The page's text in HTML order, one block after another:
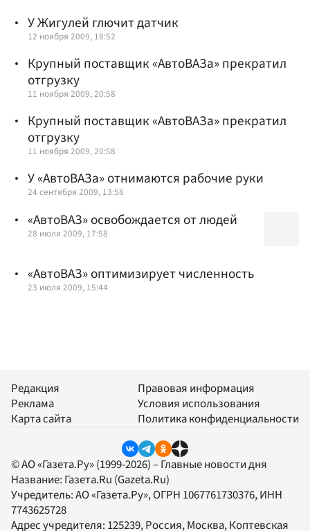
У Жигулей глючит датчик
12 ноября 2009, 18:52
Крупный поставщик «АвтоВАЗа» прекратил
отгрузку
11 ноября 2009, 20:58
Крупный поставщик «АвтоВАЗа» прекратил
отгрузку
11 ноября 2009, 20:58
У «АвтоВАЗа» отнимаются рабочие руки
24 сентября 2009, 13:58
«АвтоВАЗ» освобождается от людей
28 июля 2009, 17:58
«АвтоВАЗ» оптимизирует численность
23 июля 2009, 15:44
Редакция
Реклама
Карта сайта
Правовая информация
Условия использования
Политика конфиденциальности
© АО «Газета.Ру» (1999-2026) – Главные новости дня
Название: Газета.Ru (Gazeta.Ru)
Учредитель:АО «Газета.Ру», ОГРН 1067761730376, ИНН
7743625728
Адрес учредителя: 125239, Россия, Москва, Коптевская